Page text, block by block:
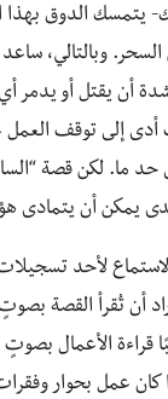
يتمسك الدوق
وبالتالي،
أن يقتل أو يدمر
أدى إلى توقف العمل
حد ما. لكن قصة
يمكن أن يتمادى
الاستماع لأحد
أن تُقرأ القصة
قراءة الأعمال
كان عمل بحوار